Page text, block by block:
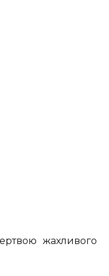
жахливого